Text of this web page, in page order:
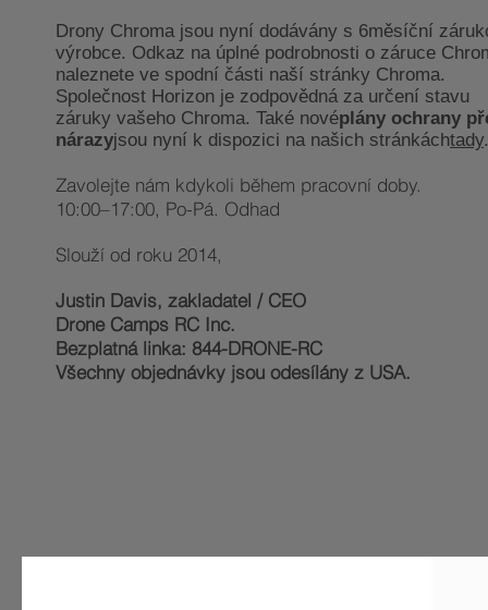
Drony Chroma jsou nyní dodávány s 6měsíční
výrobce. Odkaz na úplné podrobnosti o záruce
naleznete ve spodní části naší stránky Chroma.​
Společnost Horizon je zodpovědná za určení stavu
záruky vašeho Chroma. Také novéplány ochrany
nárazyjsou nyní k dispozici na našich stránkáchtady.
Zavolejte nám kdykoli během pracovní doby.
10:00–17:00, Po-Pá. Odhad
Slouží od roku 2014,
Justin Davis, zakladatel / CEO
Drone Camps RC Inc.
Bezplatná linka: 844-DRONE-RC
Všechny objednávky jsou odesílány z USA.